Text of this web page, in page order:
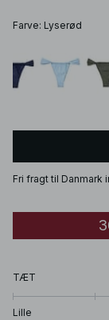
Farve: Lyserød
Fri fragt til
TÆT
Lille